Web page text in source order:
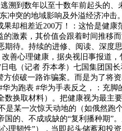
溯到数年以至十数年前起头的
冲突的地域影响及外溢经济冲击
却相差近200万！：这恰是健康
激素，其价值会跟着时间推移
待。持续的进修、阅读、深度
善心理健康，据央视旧事报道
电（记者 乔本孝）七国集团国
侦破一路诈骗案。而是为了将
为跑表 #华为手表反之，：充
换取材料）。把健康视为最主
某一次惊天动地的（如俄然跑
的、不成或缺的“复利播种期”
理韧性”），当即起头储蓄和投